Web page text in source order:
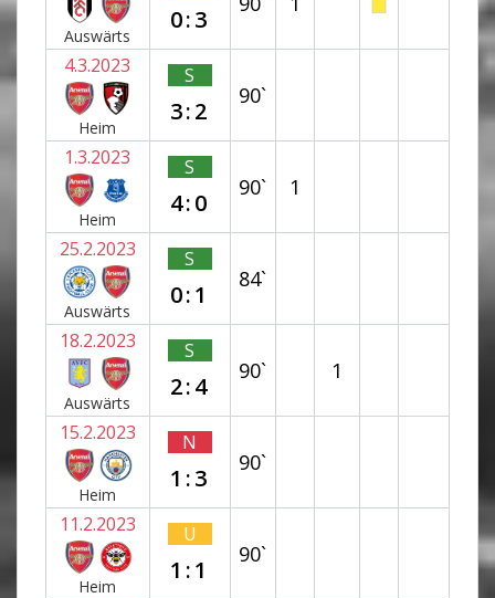
Auswärts
0:3
4.3.2023
Heim
S
3:2
90`
1.3.2023
Heim
S
4:0
90` 1
25.2.2023
Auswärts
S
0:1
84`
18.2.2023
Auswärts
S
2:4
90` 1
15.2.2023
Heim
N
1:3
90`
11.2.2023
Heim
U
1:1
90`